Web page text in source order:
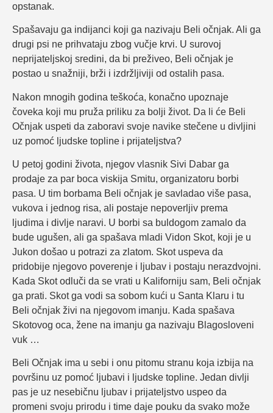
opstanak.
Spašavaju ga indijanci koji ga nazivaju Beli očnjak. Ali ga
drugi psi ne prihvataju zbog vučje krvi. U surovoj
neprijateljskoj sredini, da bi preživeo, Beli očnjak je
postao u snažniji, brži i izdržljiviji od ostalih pasa.
Nakon mnogih godina teškoća, konačno upoznaje
čoveka koji mu pruža priliku za bolji život. Da li će Beli
Očnjak uspeti da zaboravi svoje navike stečene u divljini
uz pomoć ljudske topline i prijateljstva?
U petoj godini života, njegov vlasnik Sivi Dabar ga
prodaje za par boca viskija Smitu, organizatoru borbi
pasa. U tim borbama Beli očnjak je savladao više pasa,
vukova i jednog risa, ali postaje nepoverljiv prema
ljudima i divlje naravi. U borbi sa buldogom zamalo da
bude ugušen, ali ga spašava mladi Vidon Skot, koji je u
Jukon došao u potrazi za zlatom. Skot uspeva da
pridobije njegovo poverenje i ljubav i postaju nerazdvojni.
Kada Skot odluči da se vrati u Kaliforniju sam, Beli očnjak
ga prati. Skot ga vodi sa sobom kući u Santa Klaru i tu
Beli očnjak živi na njegovom imanju. Kada spašava
Skotovog oca, žene na imanju ga nazivaju Blagosloveni
vuk …
Beli Očnjak ima u sebi i onu pitomu stranu koja izbija na
površinu uz pomoć ljubavi i ljudske topline. Jedan divlji
pas je uz nesebičnu ljubav i prijateljstvo uspeo da
promeni svoju prirodu i time daje pouku da svako može